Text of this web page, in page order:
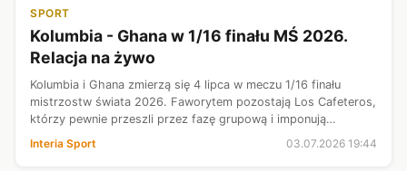
SPORT
Kolumbia - Ghana w 1/16 finału MŚ 2026.
Relacja na żywo
Kolumbia i Ghana zmierzą się 4 lipca w meczu 1/16 finału
mistrzostw świata 2026. Faworytem pozostają Los Cafeteros,
którzy pewnie przeszli przez fazę grupową i imponują
awansowały do fazy pucharowej ...
Interia Sport 03.07.2026 19:44